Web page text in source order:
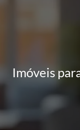
Imóveis